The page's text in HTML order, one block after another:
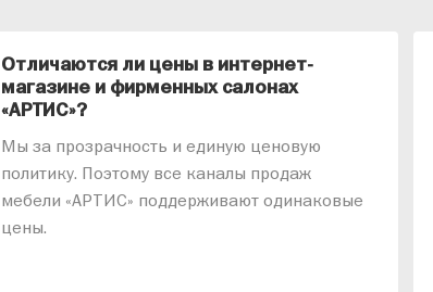
Отличаются ли цены в интернет-
магазине и фирменных салонах
«АРТИС»?
Мы за прозрачность и единую ценовую
политику. Поэтому все каналы продаж
мебели «АРТИС» поддерживают одинаковые
цены.